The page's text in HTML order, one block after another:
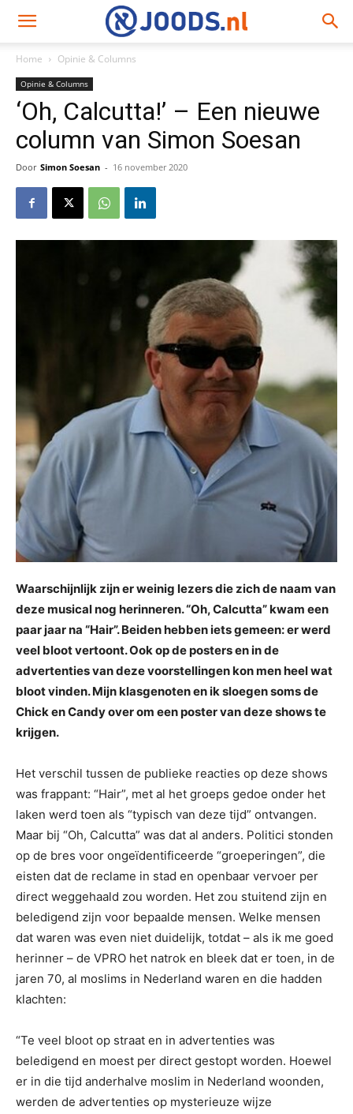
Home Opinie & Columns
Opinie & Columns
‘Oh, Calcutta!’ – Een nieuwe
column van Simon Soesan
Door Simon Soesan - 16 november 2020
Waarschijnlijk zijn er weinig lezers die zich de naam van
deze musical nog herinneren. “Oh, Calcutta” kwam een
paar jaar na “Hair”. Beiden hebben iets gemeen: er werd
veel bloot vertoont. Ook op de posters en in de
advertenties van deze voorstellingen kon men heel wat
bloot vinden. Mijn klasgenoten en ik sloegen soms de
Chick en Candy over om een poster van deze shows te
krijgen.
Het verschil tussen de publieke reacties op deze shows
was frappant: “Hair”, met al het groeps gedoe onder het
laken werd toen als “typisch van deze tijd” ontvangen.
Maar bij “Oh, Calcutta” was dat al anders. Politici stonden
op de bres voor ongeïdentificeerde “groeperingen”, die
eisten dat de reclame in stad en openbaar vervoer per
direct weggehaald zou worden. Het zou stuitend zijn en
beledigend zijn voor bepaalde mensen. Welke mensen
dat waren was even niet duidelijk, totdat – als ik me goed
herinner – de VPRO het natrok en bleek dat er toen, in de
jaren 70, al moslims in Nederland waren en die hadden
klachten:
“Te veel bloot op straat en in advertenties was
beledigend en moest per direct gestopt worden. Hoewel
er in die tijd anderhalve moslim in Nederland woonden,
werden de advertenties op mysterieuze wijze